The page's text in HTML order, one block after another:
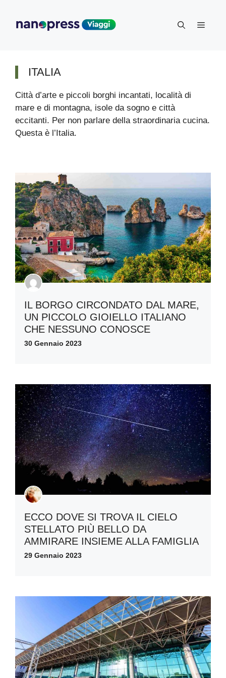
contenuto
Menu
ITALIA
Città d’arte e piccoli borghi incantati, località di
mare e di montagna, isole da sogno e città
eccitanti. Per non parlare della straordinaria cucina.
Questa è l’Italia.
IL BORGO CIRCONDATO DAL MARE,
UN PICCOLO GIOIELLO ITALIANO
CHE NESSUNO CONOSCE
30 Gennaio 2023
ECCO DOVE SI TROVA IL CIELO
STELLATO PIÙ BELLO DA
AMMIRARE INSIEME ALLA FAMIGLIA
29 Gennaio 2023